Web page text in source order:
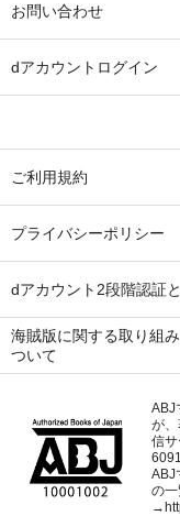
お問い合わせ
dアカウントログイン
ご利用規約
プライバシーポリシー
dアカウント2段階認証
海賊版に関する取り組
ついて
ABJ
が
信
ABJ
の
→